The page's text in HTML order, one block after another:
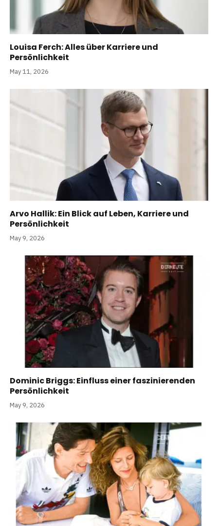
Louisa Ferch: Alles über Karriere und
Persönlichkeit
May 11, 2026
Arvo Hallik: Ein Blick auf Leben, Karriere und
Persönlichkeit
May 9, 2026
Dominic Briggs: Einfluss einer faszinierenden
Persönlichkeit
May 9, 2026